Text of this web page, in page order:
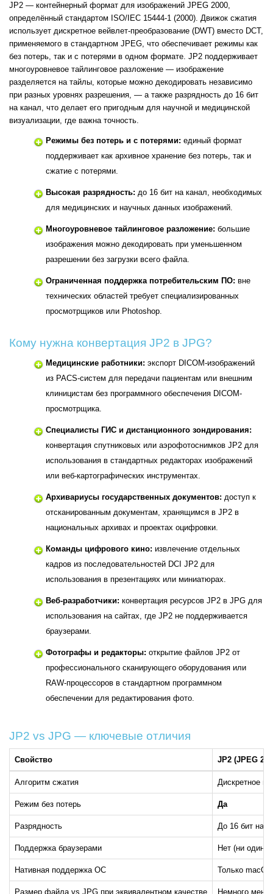
JP2 — контейнерный формат для изображений JPEG 2000,
определённый стандартом ISO/IEC 15444-1 (2000). Движок сжатия
использует дискретное вейвлет-преобразование (DWT) вместо DCT,
применяемого в стандартном JPEG, что обеспечивает режимы как
без потерь, так и с потерями в одном формате. JP2 поддерживает
многоуровневое тайлинговое разложение — изображение
разделяется на тайлы, которые можно декодировать независимо
при разных уровнях разрешения, — а также разрядность до 16 бит
на канал, что делает его пригодным для научной и медицинской
визуализации, где важна точность.
Режимы без потерь и с потерями: единый формат
поддерживает как архивное хранение без потерь, так и
сжатие с потерями.
Высокая разрядность: до 16 бит на канал, необходимых
для медицинских и научных данных изображений.
Многоуровневое тайлинговое разложение: большие
изображения можно декодировать при уменьшенном
разрешении без загрузки всего файла.
Ограниченная поддержка потребительским ПО: вне
технических областей требует специализированных
просмотрщиков или Photoshop.
Кому нужна конвертация JP2 в JPG?
Медицинские работники: экспорт DICOM-изображений
из PACS-систем для передачи пациентам или внешним
клиницистам без программного обеспечения DICOM-
просмотрщика.
Специалисты ГИС и дистанционного зондирования:
конвертация спутниковых или аэрофотоснимков JP2 для
использования в стандартных редакторах изображений
или веб-картографических инструментах.
Архивариусы государственных документов: доступ к
отсканированным документам, хранящимся в JP2 в
национальных архивах и проектах оцифровки.
Команды цифрового кино: извлечение отдельных
кадров из последовательностей DCI JP2 для
использования в презентациях или миниатюрах.
Веб-разработчики: конвертация ресурсов JP2 в JPG для
использования на сайтах, где JP2 не поддерживается
браузерами.
Фотографы и редакторы: открытие файлов JP2 от
профессионального сканирующего оборудования или
RAW-процессоров в стандартном программном
обеспечении для редактирования фото.
JP2 vs JPG — ключевые отличия
Свойство JP2 (JPEG
Алгоритм сжатия Дискретное
Режим без потерь Да
Разрядность До 16 бит на
Поддержка браузерами Нет (ни один
Нативная поддержка ОС Только
Размер файла vs JPG при эквивалентном качестве Немного